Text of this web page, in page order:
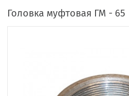
Головка муфтовая ГМ - 65